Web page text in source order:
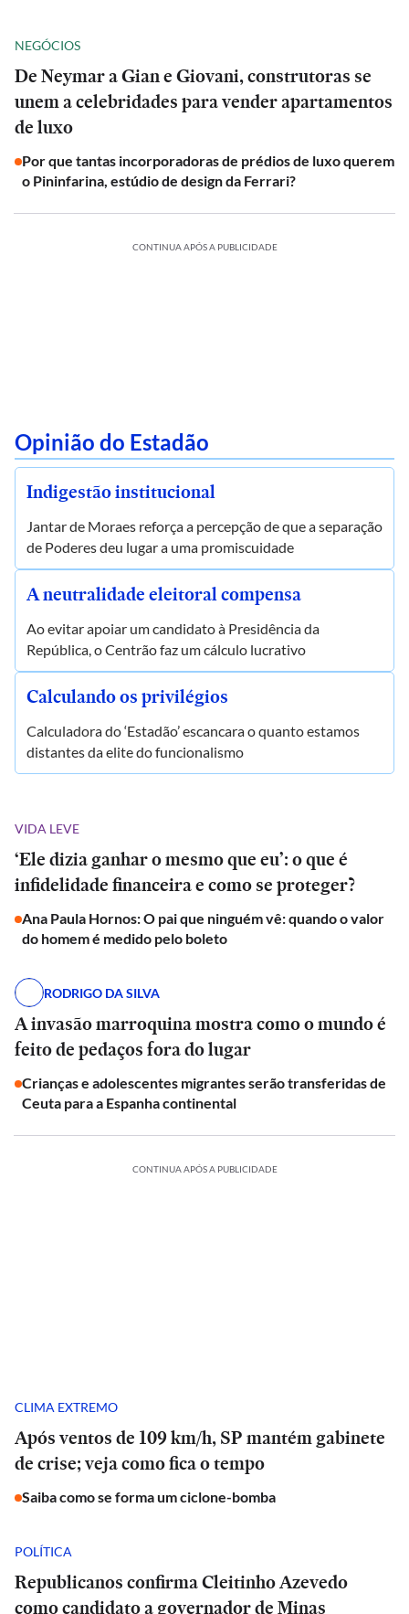
NEGÓCIOS
De Neymar a Gian e Giovani, construtoras se
unem a celebridades para vender apartamentos
de luxo
Por que tantas incorporadoras de prédios de luxo querem
o Pininfarina, estúdio de design da Ferrari?
CONTINUA APÓS A PUBLICIDADE
Opinião do Estadão
Indigestão institucional
Jantar de Moraes reforça a percepção de que a separação
de Poderes deu lugar a uma promiscuidade
A neutralidade eleitoral compensa
Ao evitar apoiar um candidato à Presidência da
República, o Centrão faz um cálculo lucrativo
Calculando os privilégios
Calculadora do ‘Estadão’ escancara o quanto estamos
distantes da elite do funcionalismo
VIDA LEVE
‘Ele dizia ganhar o mesmo que eu’: o que é
infidelidade financeira e como se proteger?
Ana Paula Hornos: O pai que ninguém vê: quando o valor
do homem é medido pelo boleto
RODRIGO DA SILVA
A invasão marroquina mostra como o mundo é
feito de pedaços fora do lugar
Crianças e adolescentes migrantes serão transferidas de
Ceuta para a Espanha continental
CONTINUA APÓS A PUBLICIDADE
CLIMA EXTREMO
Após ventos de 109 km/h, SP mantém gabinete
de crise; veja como fica o tempo
Saiba como se forma um ciclone-bomba
POLÍTICA
Republicanos confirma Cleitinho Azevedo
como candidato a governador de Minas